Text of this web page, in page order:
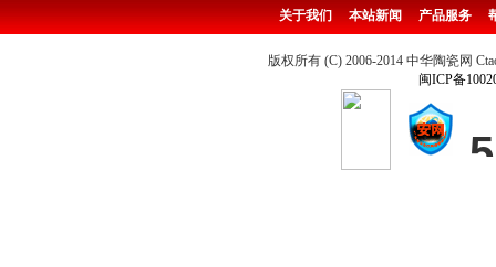
关于我们 本站新闻 产品服务
版权所有 (C) 2006-2014 中华陶瓷网
闽ICP备